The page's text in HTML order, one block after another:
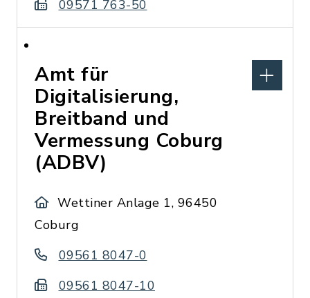
09571 763-50
Amt für
Digitalisierung,
Breitband und
Vermessung Coburg
(ADBV)
Wettiner Anlage 1, 96450
Coburg
09561 8047-0
09561 8047-10